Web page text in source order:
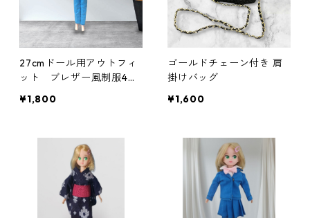
27cmドール用アウトフィ
ット ブレザー風制服4点
¥1,800
ゴールドチェーン付き 肩
掛けバッグ
¥1,600